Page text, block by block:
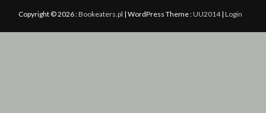
Copyright © 2026 :Bookeaters.pl | WordPress Theme :UU2014 | Login